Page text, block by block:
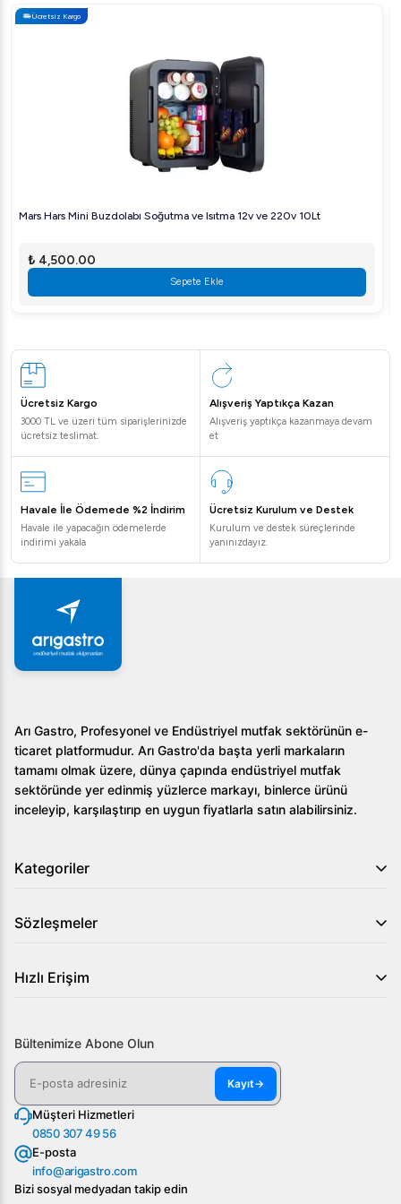
Ücretsiz Kargo
Mars Hars Mini Buzdolabı Soğutma ve Isıtma 12v ve 220v 10Lt
₺ 4,500.00
Sepete Ekle
Ücretsiz Kargo
3000 TL ve üzeri tüm siparişlerinizde
ücretsiz teslimat.
Alışveriş Yaptıkça Kazan
Alışveriş yaptıkça kazanmaya devam
et
Havale İle Ödemede %2 İndirim
Havale ile yapacağın ödemelerde
indirimi yakala
Ücretsiz Kurulum ve Destek
Kurulum ve destek süreçlerinde
yanınızdayız.
Arı Gastro, Profesyonel ve Endüstriyel mutfak sektörünün e-
ticaret platformudur. Arı Gastro'da başta yerli markaların
tamamı olmak üzere, dünya çapında endüstriyel mutfak
sektöründe yer edinmiş yüzlerce markayı, binlerce ürünü
inceleyip, karşılaştırıp en uygun fiyatlarla satın alabilirsiniz.
Kategoriler
Sözleşmeler
Hızlı Erişim
Bültenimize Abone Olun
Kayıt→
Müşteri Hizmetleri
0850 307 49 56
E-posta
info@arigastro.com
Bizi sosyal medyadan takip edin